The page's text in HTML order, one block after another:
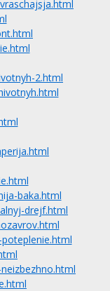
2.html
baka.html
drejf.html